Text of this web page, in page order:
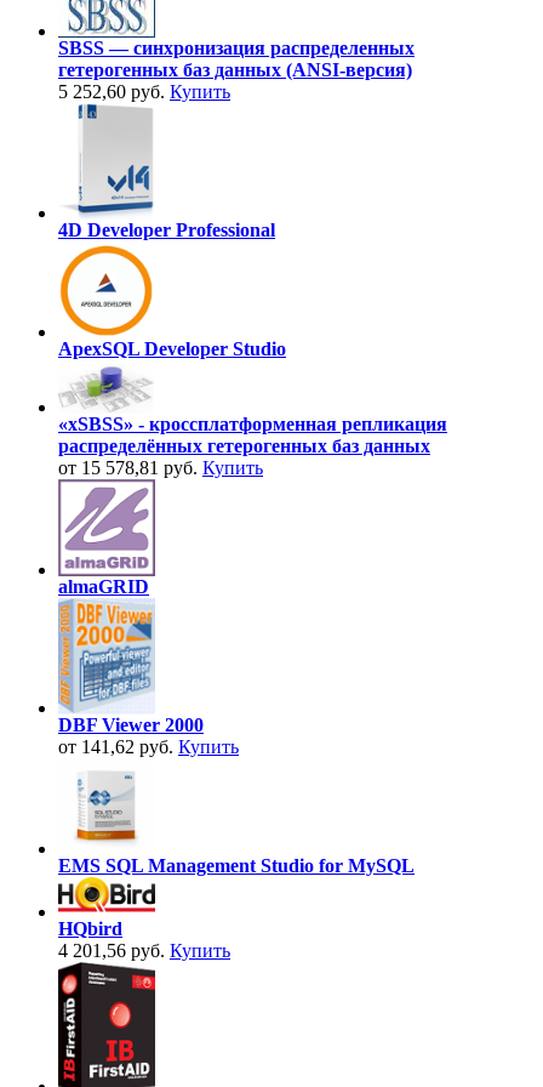
SBSS — синхронизация распределенных
гетерогенных баз данных (ANSI-версия)
5 252,60 руб. Купить
4D Developer Professional
ApexSQL Developer Studio
«xSBSS» - кроссплатформенная репликация
распределённых гетерогенных баз данных
от 15 578,81 руб. Купить
almaGRID
DBF Viewer 2000
от 141,62 руб. Купить
EMS SQL Management Studio for MySQL
HQbird
4 201,56 руб. Купить